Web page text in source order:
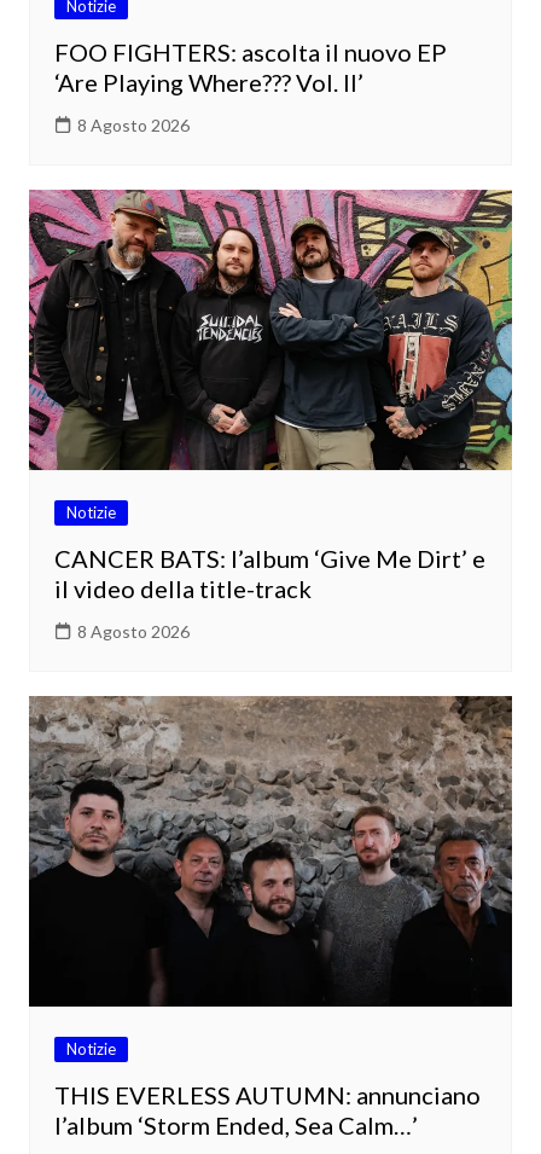
Notizie
FOO FIGHTERS: ascolta il nuovo EP
‘Are Playing Where??? Vol. II’
8 Agosto 2026
Notizie
CANCER BATS: l’album ‘Give Me Dirt’ e
il video della title-track
8 Agosto 2026
Notizie
THIS EVERLESS AUTUMN: annunciano
l’album ‘Storm Ended, Sea Calm…’